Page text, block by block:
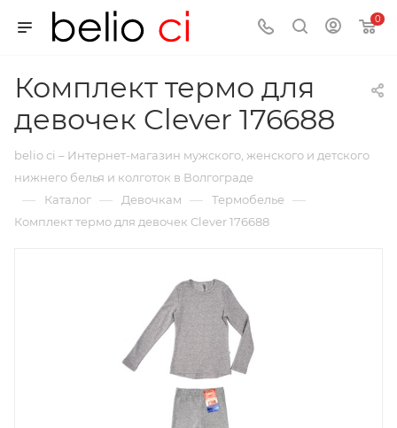
0
Комплект термо для
девочек Clever 176688
belio ci – Интернет-магазин мужского, женского и детского
нижнего белья и колготок в Волгограде
— Каталог — Девочкам — Термобелье —
Комплект термо для девочек Clever 176688